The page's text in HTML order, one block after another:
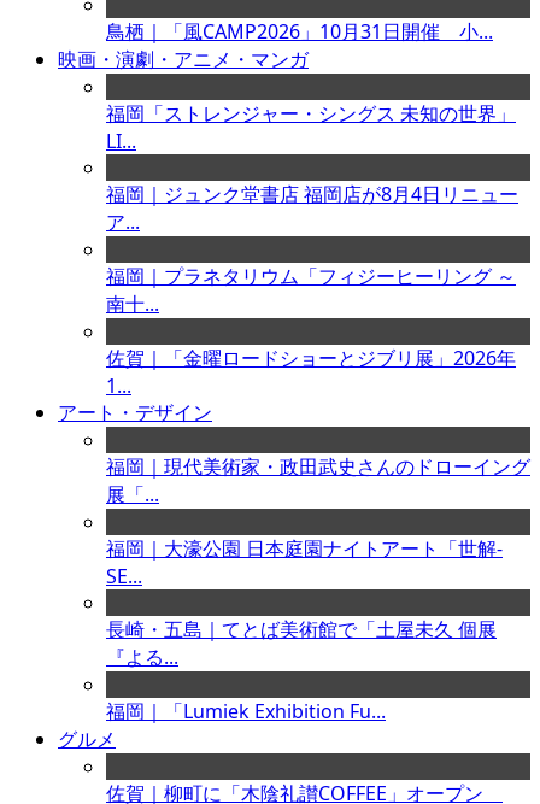
鳥栖｜「風CAMP2026」10月31日開催 小...
映画・演劇・アニメ・マンガ
福岡「ストレンジャー・シングス 未知の世界」
LI...
福岡｜ジュンク堂書店 福岡店が8月4日リニュー
ア...
福岡｜プラネタリウム「フィジーヒーリング ～
南十...
佐賀｜「金曜ロードショーとジブリ展」2026年
1...
アート・デザイン
福岡｜現代美術家・政田武史さんのドローイング
展「...
福岡｜大濠公園 日本庭園ナイトアート「世解-
SE...
長崎・五島｜てとば美術館で「土屋未久 個展
『よる...
福岡｜「Lumiek Exhibition Fu...
グルメ
佐賀｜柳町に「木陰礼讃COFFEE」オープン